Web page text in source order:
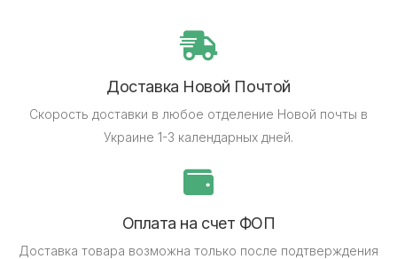
Доставка Новой Почтой
Скорость доставки в любое отделение Новой почты в
Украине 1-3 календарных дней.
Оплата на счет ФОП
Доставка товара возможна только после подтверждения